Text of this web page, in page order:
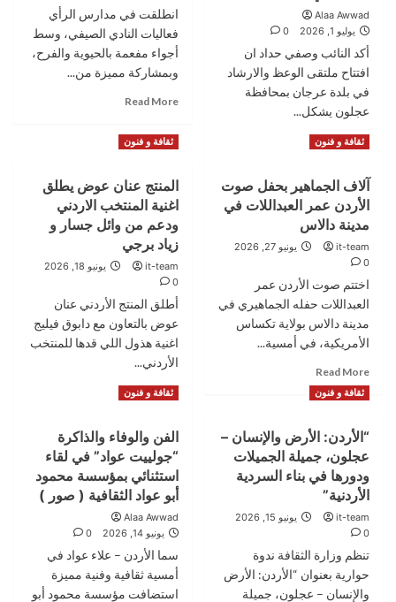
افتتاح
مهرجان
جرش
للثقافة
Alaa Awwad
يوليو 1, 2026
0
أكد النائب وصفي حداد ان
افتتاح ملتقى الوعظ والارشاد
في بلدة عرجان بمحافظة
عجلون يشكل...
Read More
Read
حداد:
افتتاح
ملتقى
والارشاد
عرجان
يعزز
قيم
الاعتدال
انطلقت في مدارس الرأي
فعاليات النادي الصيفي، وسط
أجواء مفعمة بالحيوية والفرح،
وبمشاركة مميزة من...
Read More
about
انطلاق
النادي
الصيفي
في
مدارس
الرأي
ثقافة و فنون
آلاف الجماهير بحفل صوت
الأردن عمر العبداللات في
مدينة دالاس
it-team
يونيو 27, 2026
0
اختتم صوت الأردن عمر
العبداللات حفله الجماهيري في
مدينة دالاس بولاية تكساس
الأمريكية، في أمسية...
Read More
more
about
الجماهير
بحفل
صوت
الأردن
العبداللات
مدينة
دالاس
ثقافة و فنون
المنتج عنان عوض يطلق
اغنية المنتخب الاردني
ودعم من وائل جسار و
زياد برجي
it-team
يونيو 18, 2026
0
أطلق المنتج الأردني عنان
عوض بالتعاون مع دابوق فيليج
اغنية هذول اللي قدها للمنتخب
الأردني...
Read More
Read
المنتج
عنان
عوض
يطلق
المنتخب
الاردني
ودعم
من
وائل
ثقافة و فنون
“الأردن: الأرض والإنسان –
عجلون، جميلة الجميلات
ودورها في بناء السردية
الأردنية”
it-team
يونيو 15, 2026
0
تنظم وزارة الثقافة ندوة
حوارية بعنوان “الأردن: الأرض
والإنسان – عجلون، جميلة
ثقافة و فنون
الفن والوفاء والذاكرة
“جولييت عواد” في لقاء
استثنائي بمؤسسة محمود
أبو عواد الثقافية ( صور )
Alaa Awwad
يونيو 14, 2026
0
سما الأردن – علاء عواد في
أمسية ثقافية وفنية مميزة
استضافت مؤسسة محمود أبو